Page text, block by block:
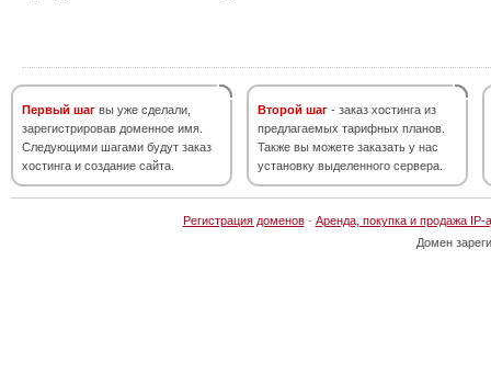
Первый шаг вы уже сделали,
зарегистрировав доменное имя.
Следующими шагами будут заказ
хостинга и создание сайта.
Второй шаг - заказ хостинга из
предлагаемых тарифных планов.
Также вы можете заказать у нас
установку выделенного сервера.
Регистрация доменов· Аренда, покупка и продажа IP-
Домен